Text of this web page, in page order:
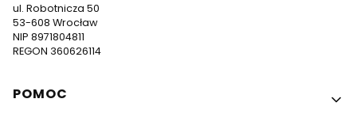
ul. Robotnicza 50
53-608 Wrocław
NIP 8971804811
REGON 360626114
Linki w stopce
POMOC